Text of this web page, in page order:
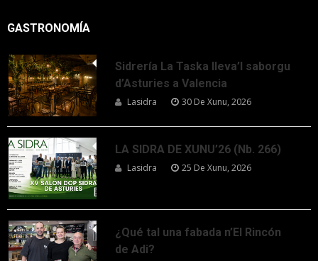
GASTRONOMÍA
Sidrería La Taska lleva’l saborgu
d’Asturies a Valencia
Lasidra 30 De Xunu, 2026
LA SIDRA DE XUNU’26 (Nb. 266)
Lasidra 25 De Xunu, 2026
¿Qué tal una fabada n’El Rincón
de Adi?